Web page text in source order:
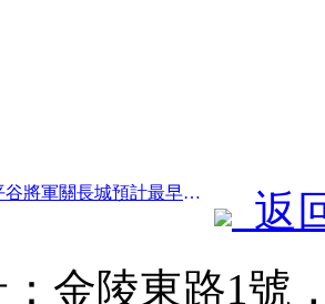
前一篇：北京平谷將軍關長城預計最早于2026年底開門迎客
返
金陵東路1號